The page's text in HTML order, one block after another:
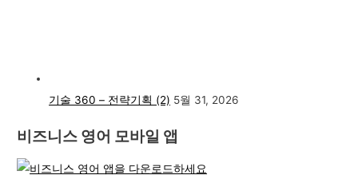
기술 360 – 전략기획 (2) 5월 31, 2026
비즈니스 영어 모바일 앱